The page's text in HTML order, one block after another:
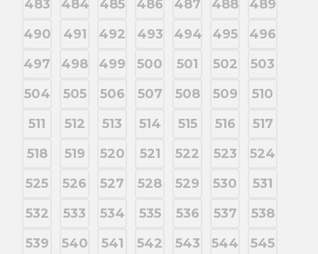
483 484 485 486 487 488
489
490
491 492 493 494 495
496
497
498 499 500 501 502
503
504
505 506 507 508 509
510
511
512 513 514 515 516
517
518
519 520 521 522 523
524
525
526 527 528 529 530
531
532
533 534 535 536 537
538
539
540 541 542 543 544
545